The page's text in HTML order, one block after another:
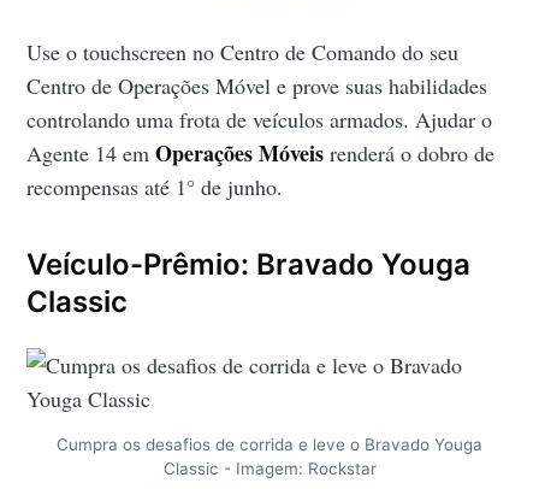
Use o touchscreen no Centro de Comando do seu
Centro de Operações Móvel e prove suas habilidades
controlando uma frota de veículos armados. Ajudar o
Agente 14 emOperações Móveis renderá o dobro de
recompensas até 1° de junho.
Veículo-Prêmio: Bravado Youga
Classic
Cumpra os desafios de corrida e leve o Bravado Youga
Classic - Imagem: Rockstar